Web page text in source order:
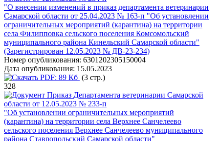
"О внесении изменений в приказ департамента ветеринарии
Самарской области от 25.04.2023 № 163-п "Об установлении
ограничительных мероприятий (карантина) на территории
села Филипповка сельского поселения Комсомольский
муниципального района Кинельский Самарской области"
(Зарегистрирован 12.05.2023 № ДВ-23-234)
Номер опубликования: 6301202305150004
Дата опубликования: 15.05.2023
PDF: 89 Кб (3 стр.)
328
Приказ Департамента ветеринарии Самарской
области от 12.05.2023 № 233-п
"Об установлении ограничительных мероприятий
(карантина) на территории села Верхнее Санчелеево
сельского поселения Верхнее Санчелеево муниципального
района Ставропольский Самарской области"